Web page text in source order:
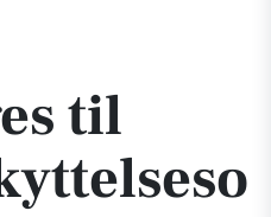
i Kystdirektoratet
til